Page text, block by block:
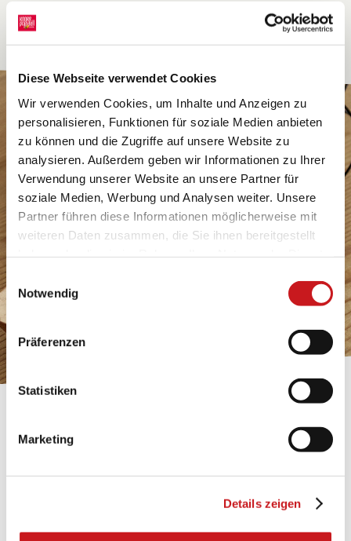
Diese Webseite verwendet Cookies
Wir verwenden Cookies, um Inhalte und Anzeigen zu
personalisieren, Funktionen für soziale Medien anbieten
zu können und die Zugriffe auf unsere Website zu
analysieren. Außerdem geben wir Informationen zu Ihrer
Verwendung unserer Website an unsere Partner für
soziale Medien, Werbung und Analysen weiter. Unsere
Partner führen diese Informationen möglicherweise mit
weiteren Daten zusammen, die Sie ihnen bereitgestellt
Datenschutzhinweisen
mehr darüber, wer wir sind, wie
personenbezogene Daten verarbeiten. Hier geht’s zum
Impressum.
Einwilligungsauswahl
Notwendig
Präferenzen
Statistiken
Marketing
Details zeigen
bekleben, bemalen, falten... und für viele